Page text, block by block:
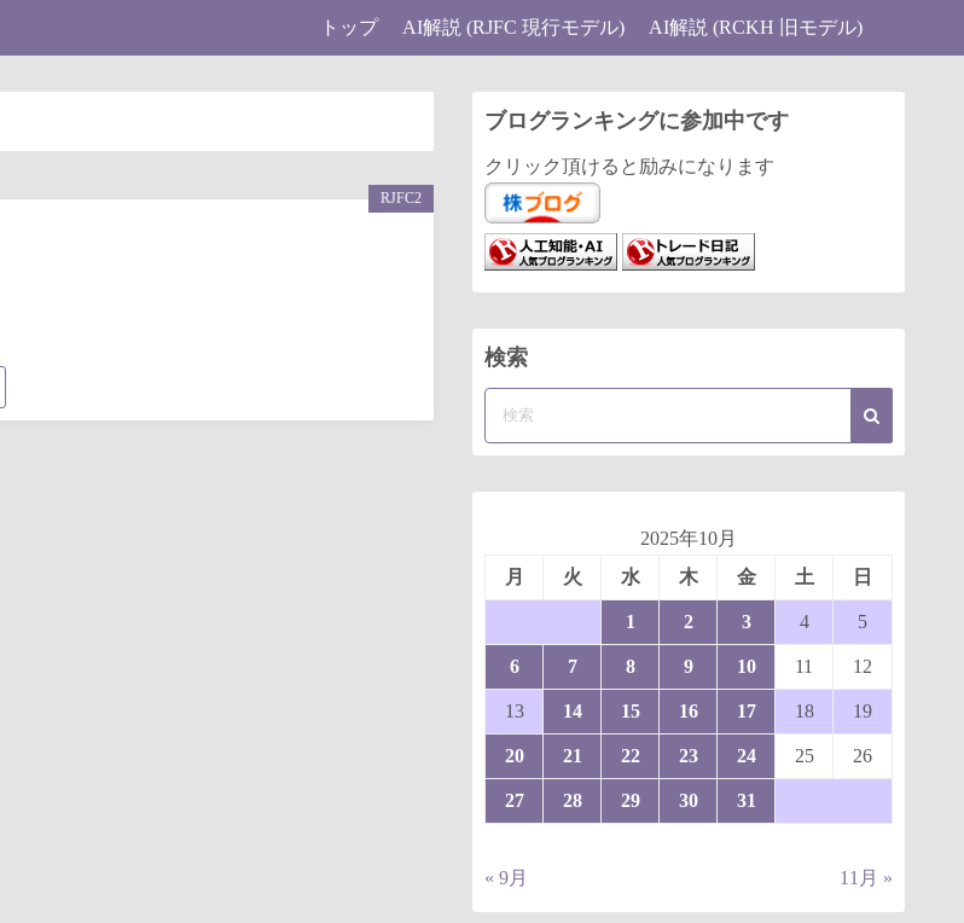
トップ AI解説 (RJFC 現行モデル) AI解説 (RCKH 旧モデル)
RJFC2
ブログランキングに参加中です
クリック頂けると励みになります
検索
2025年10月
月
火 水 木 金 土 日
1 2 3 4 5
6 7 8 9 10 11 12
13 14 15 16 17 18 19
20 21 22 23 24 25 26
27 28 29 30 31
« 9月 11月 »